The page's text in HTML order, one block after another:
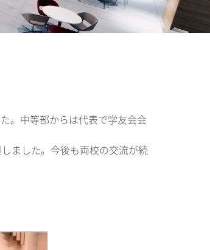
。中等部からは代表で学友会会
ました。今後も両校の交流が続